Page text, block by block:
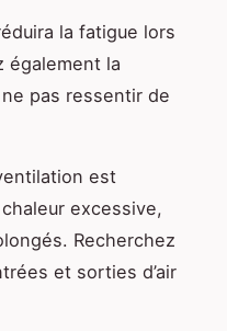
la fatigue lors
également la
pas ressentir de
est
excessive,
Recherchez
et sorties d’air